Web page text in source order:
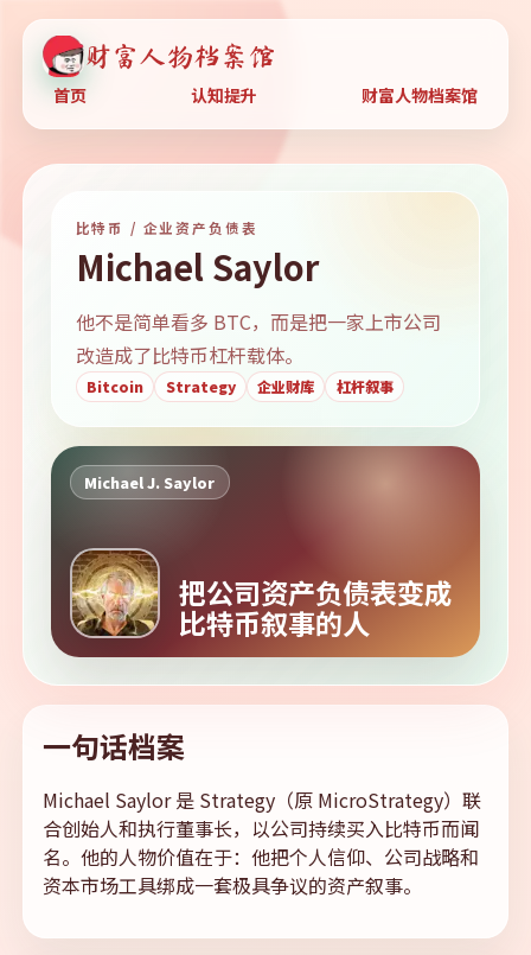
财富人物档案馆
首页 认知提升 财富人物档案馆
比特币 / 企业资产负债表
Michael Saylor
他不是简单看多 BTC，而是把一家上市公司
改造成了比特币杠杆载体。
Bitcoin Strategy 企业财库 杠杆叙事
Michael J. Saylor
把公司资产负债表变成
比特币叙事的人
一句话档案
Michael Saylor 是 Strategy（原 MicroStrategy）联
合创始人和执行董事长，以公司持续买入比特币而闻
名。他的人物价值在于：他把个人信仰、公司战略和
资本市场工具绑成一套极具争议的资产叙事。